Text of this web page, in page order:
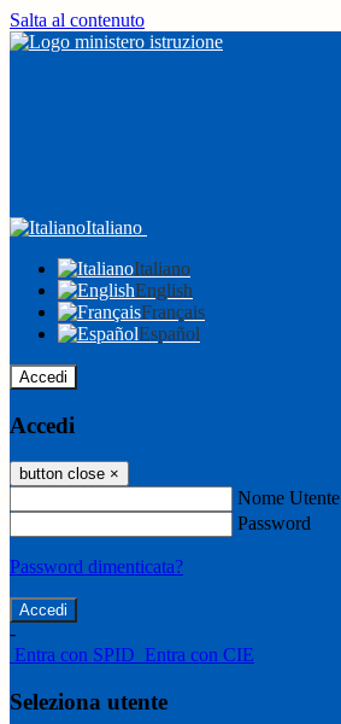
Salta al contenuto
Italiano
Italiano
English
Français
Español
Accedi
Accedi
button close ×
Nome Utente
Password
Password dimenticata?
-
Entra con SPID Entra con CIE
Seleziona utente